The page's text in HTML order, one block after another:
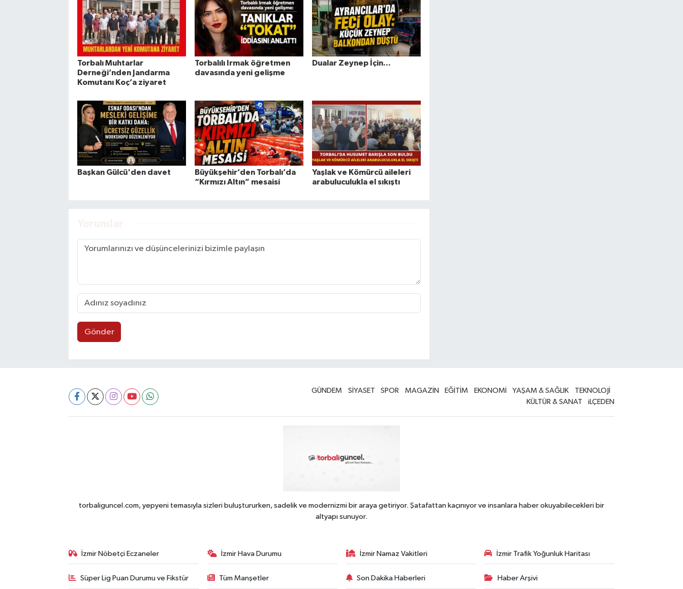
Torbalı Muhtarlar
Derneği’nden Jandarma
Komutanı Koç’a ziyaret
Torbalılı Irmak öğretmen
davasında yeni gelişme
Dualar Zeynep İçin...
Başkan Gülcü'den davet
Büyükşehir’den Torbalı’da
“Kırmızı Altın” mesaisi
Yaşlak ve Kömürcü aileleri
arabuluculukla el sıkıştı
Gönder
GÜNDEM SİYASET SPOR MAGAZİN EĞİTİM EKONOMİ YAŞAM & SAĞLIK
TEKNOLOJİ
KÜLTÜR & SANAT
iLÇEDEN
torbaliguncel.com, yepyeni temasıyla sizleri buluştururken, sadelik ve modernizmi bir araya getiriyor. Şatafattan kaçınıyor ve insanlara haber okuyabilecekleri bir
altyapı sunuyor.
İzmir Nöbetçi Eczaneler İzmir Hava Durumu İzmir Namaz Vakitleri İzmir Trafik Yoğunluk Haritası
Süper Lig Puan Durumu ve Fikstür Tüm Manşetler Son Dakika Haberleri Haber Arşivi